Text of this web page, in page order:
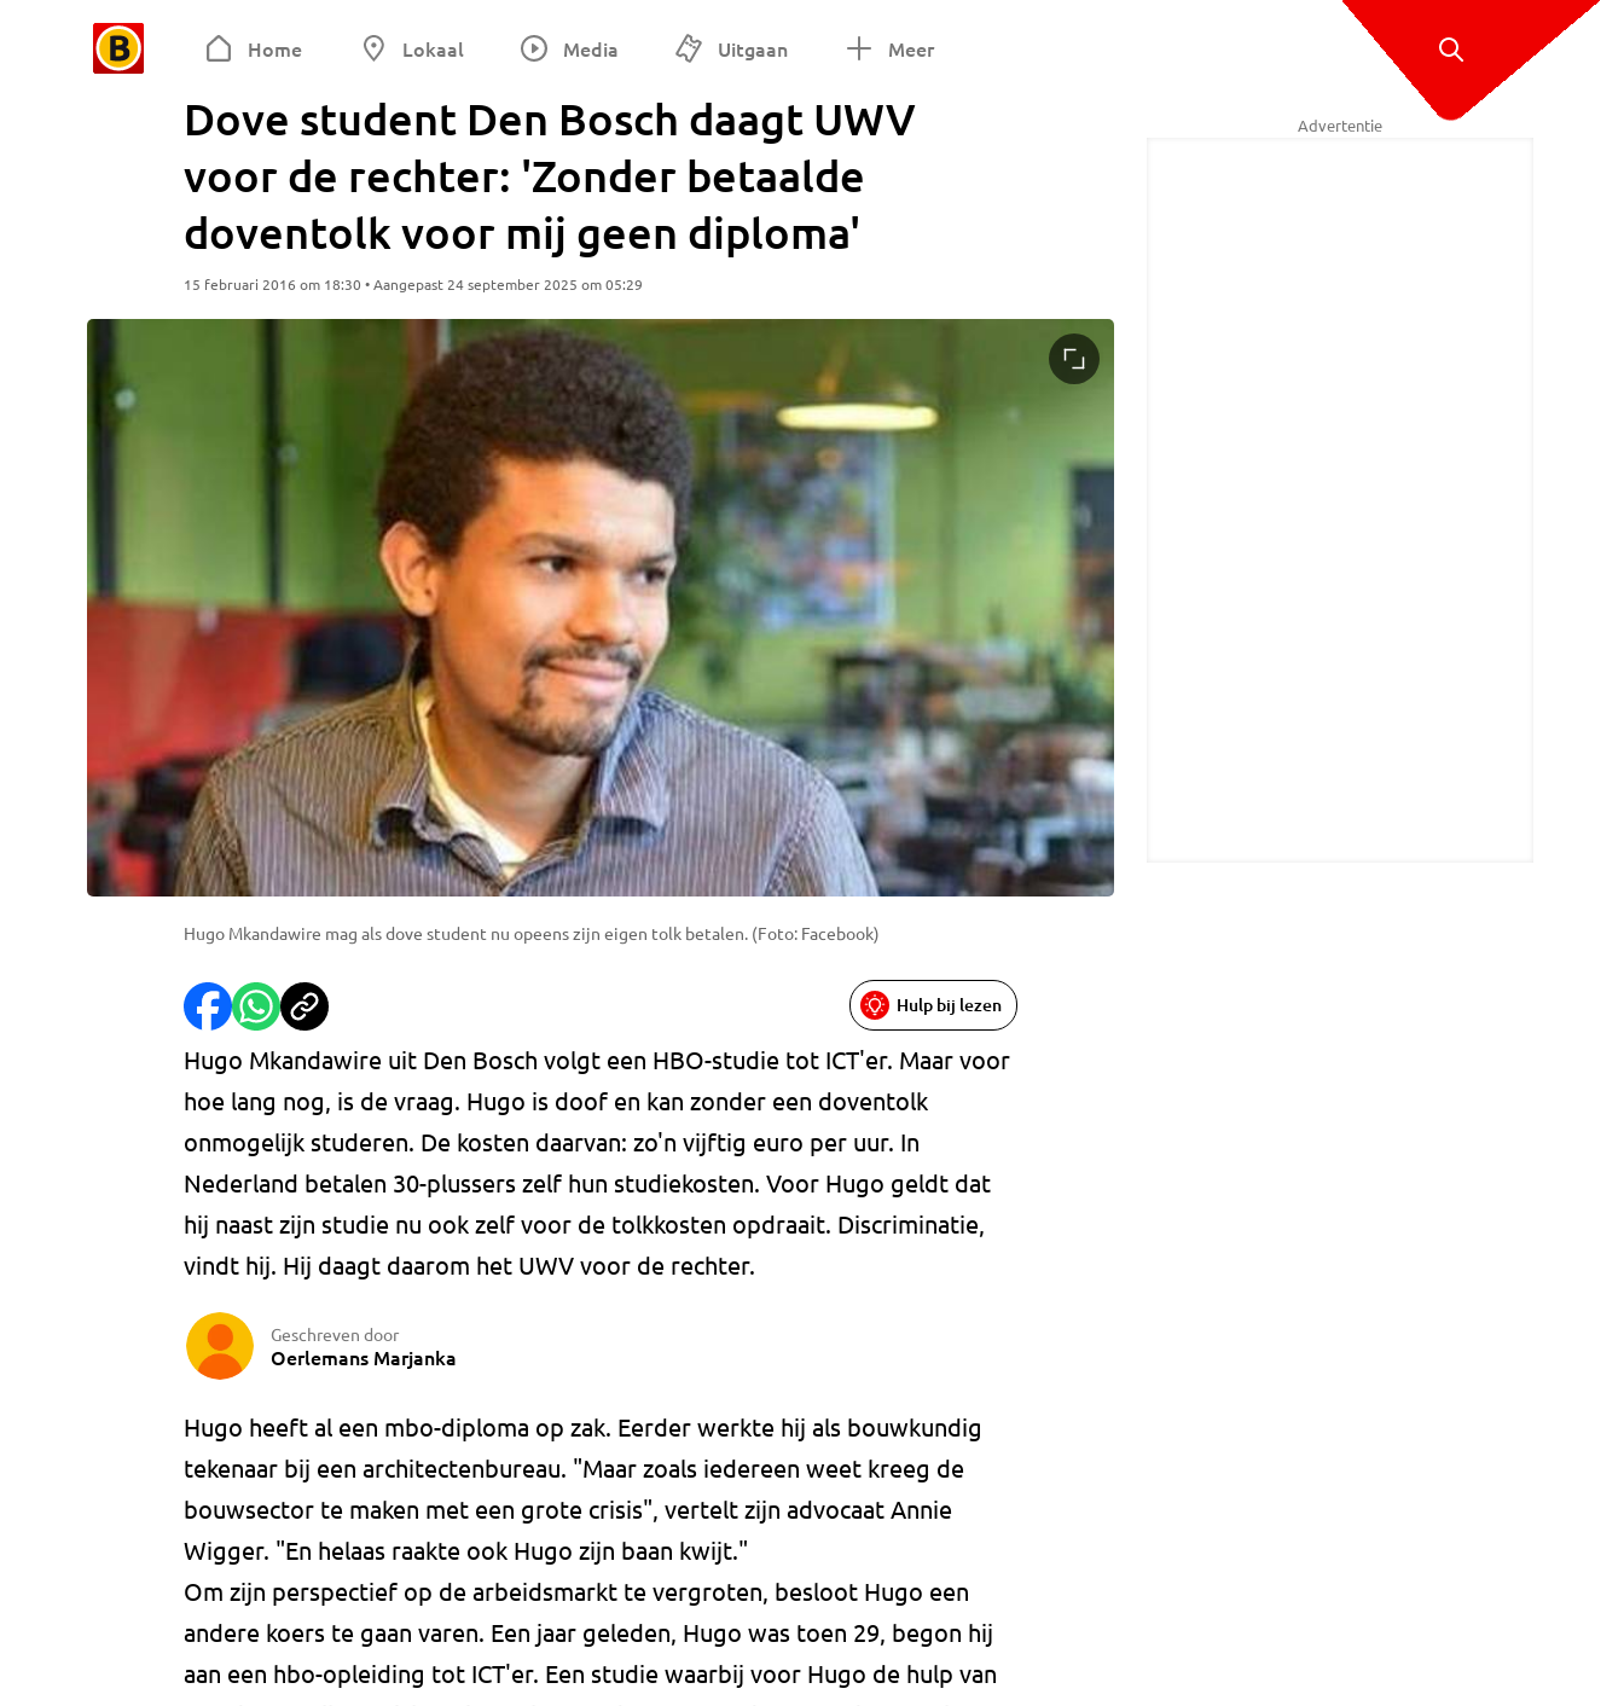
Home Lokaal Media Uitgaan Meer
Dove student Den Bosch daagt UWV
voor de rechter: 'Zonder betaalde
doventolk voor mij geen diploma'
15 februari 2016 om 18:30 • Aangepast 24 september 2025 om 05:29
Hugo Mkandawire mag als dove student nu opeens zijn eigen tolk betalen. (Foto: Facebook)
Hulp bij lezen
Hugo Mkandawire uit Den Bosch volgt een HBO-studie tot ICT'er. Maar voor
hoe lang nog, is de vraag. Hugo is doof en kan zonder een doventolk
onmogelijk studeren. De kosten daarvan: zo'n vijftig euro per uur. In
Nederland betalen 30-plussers zelf hun studiekosten. Voor Hugo geldt dat
hij naast zijn studie nu ook zelf voor de tolkkosten opdraait. Discriminatie,
vindt hij. Hij daagt daarom het UWV voor de rechter.
Geschreven door
Oerlemans Marjanka
Hugo heeft al een mbo-diploma op zak. Eerder werkte hij als bouwkundig
tekenaar bij een architectenbureau. "Maar zoals iedereen weet kreeg de
bouwsector te maken met een grote crisis", vertelt zijn advocaat Annie
Wigger. "En helaas raakte ook Hugo zijn baan kwijt."
Om zijn perspectief op de arbeidsmarkt te vergroten, besloot Hugo een
andere koers te gaan varen. Een jaar geleden, Hugo was toen 29, begon hij
aan een hbo-opleiding tot ICT'er. Een studie waarbij voor Hugo de hulp van
Advertentie